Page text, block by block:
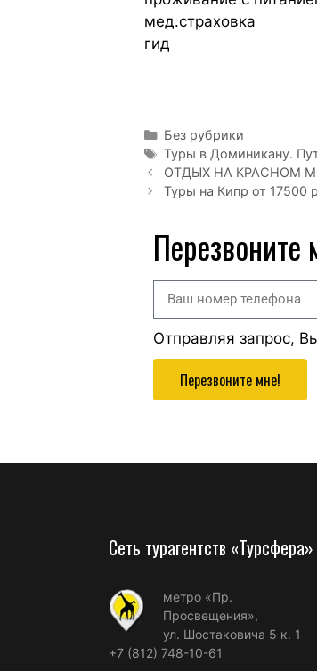
мед.страховка
гид
Без рубрики
Туры в Доминикану.
ОТДЫХ НА КРАСНОМ
Туры на Кипр от 17500
Отправляя запрос,
Перезвоните мне!
Сеть турагентств «Турсфера»
метро «Пр.
Просвещения»,
ул. Шостаковича 5 к. 1
+7 (812) 748-10-61